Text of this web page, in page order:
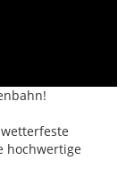
hochwertige